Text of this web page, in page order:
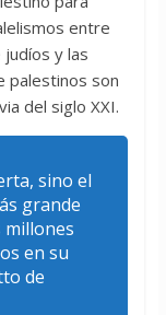
entre
y las
palestinos son
del siglo XXI.
sino el
grande
millones
en su
de